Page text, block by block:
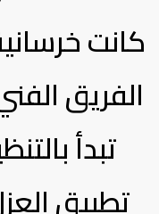
كانت
الفريق
تبدأ
تطبيق